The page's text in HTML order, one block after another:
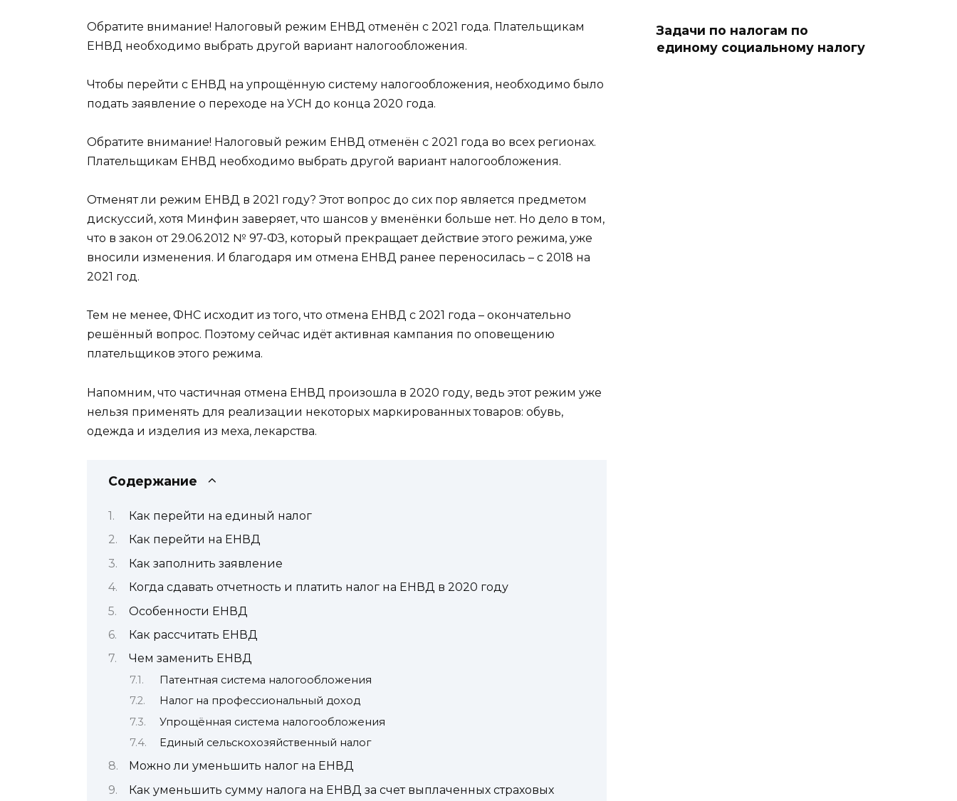
Обратите внимание! Налоговый режим ЕНВД отменён с 2021 года. Плательщикам
ЕНВД необходимо выбрать другой вариант налогообложения.
Чтобы перейти с ЕНВД на упрощённую систему налогообложения, необходимо было
подать заявление о переходе на УСН до конца 2020 года.
Обратите внимание! Налоговый режим ЕНВД отменён с 2021 года во всех регионах.
Плательщикам ЕНВД необходимо выбрать другой вариант налогообложения.
Отменят ли режим ЕНВД в 2021 году? Этот вопрос до сих пор является предметом
дискуссий, хотя Минфин заверяет, что шансов у вменёнки больше нет. Но дело в том,
что в закон от 29.06.2012 № 97-ФЗ, который прекращает действие этого режима, уже
вносили изменения. И благодаря им отмена ЕНВД ранее переносилась – с 2018 на
2021 год.
Тем не менее, ФНС исходит из того, что отмена ЕНВД с 2021 года – окончательно
решённый вопрос. Поэтому сейчас идёт активная кампания по оповещению
плательщиков этого режима.
Напомним, что частичная отмена ЕНВД произошла в 2020 году, ведь этот режим уже
нельзя применять для реализации некоторых маркированных товаров: обувь,
одежда и изделия из меха, лекарства.
Содержание
Как перейти на единый налог
Как перейти на ЕНВД
Как заполнить заявление
Когда сдавать отчетность и платить налог на ЕНВД в 2020 году
Особенности ЕНВД
Как рассчитать ЕНВД
Чем заменить ЕНВД
Патентная система налогообложения
Налог на профессиональный доход
Упрощённая система налогообложения
Единый сельскохозяйственный налог
Можно ли уменьшить налог на ЕНВД
Как уменьшить сумму налога на ЕНВД за счет выплаченных страховых
Задачи по налогам по
единому социальному налогу